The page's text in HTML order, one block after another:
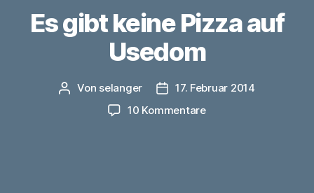
Es gibt keine Pizza auf
Usedom
Beitragsautor
Von selanger Veröffentlichungsdatum
17. Februar 2014
10 Kommentarezu